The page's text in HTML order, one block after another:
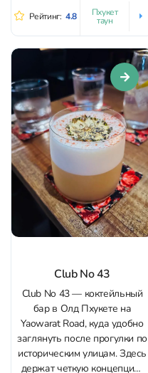
здесь бывает разная: от
уютных вечеров в стиле
лаунж и живой музыкой до
безумных вечеринок до
утра. Дружелюбная
обстановка = коммьюнити,
где чувствуешь себя...
Рейтинг: 4.8 Пхукет
таун
Club No 43
Club No 43 — коктейльный
бар в Олд Пхукете на
Yaowarat Road, куда удобно
заглянуть после прогулки по
историческим улицам. Здесь
держат четкую концепцию: